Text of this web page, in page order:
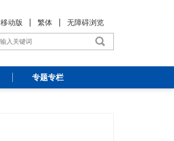
移动版 繁体 无障碍浏览
专题专栏